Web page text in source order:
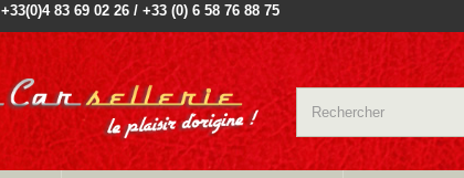
+33(0)4 83 69 02 26 / +33 (0) 6 58 76 88 75